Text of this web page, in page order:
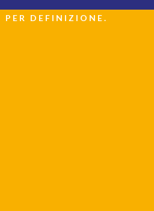
PER DEFINIZIONE.